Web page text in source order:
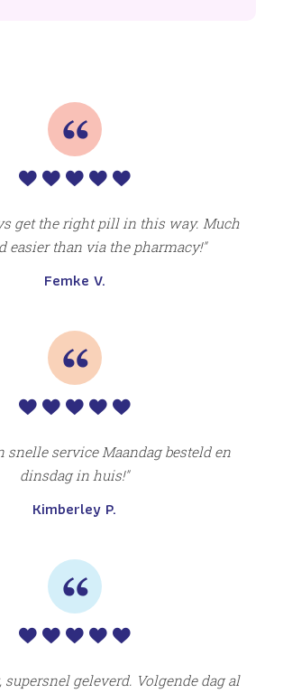
get the right pill in this way. Much
easier than via the pharmacy!
Femke V.
snelle service Maandag besteld en
dinsdag in huis!
Kimberley P.
supersnel geleverd. Volgende dag al